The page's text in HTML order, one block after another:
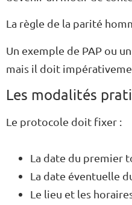
La règle de la parité
Un exemple de PAP ou
mais il doit
Les modalités
Le protocole doit fixer :
La date du premier
La date éventuelle
Le lieu et les